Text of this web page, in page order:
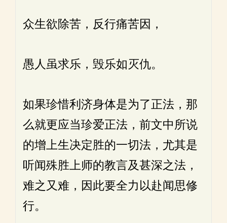
众生欲除苦，反行痛苦因，
愚人虽求乐，毁乐如灭仇。
如果珍惜利济身体是为了正法，那
么就更应当珍爱正法，前文中所说
的增上生决定胜的一切法，尤其是
听闻殊胜上师的教言及甚深之法，
难之又难，因此要全力以赴闻思修
行。